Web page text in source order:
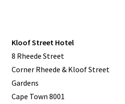
Kloof Street Hotel
8 Rheede Street
Corner Rheede & Kloof Street
Gardens
Cape Town 8001